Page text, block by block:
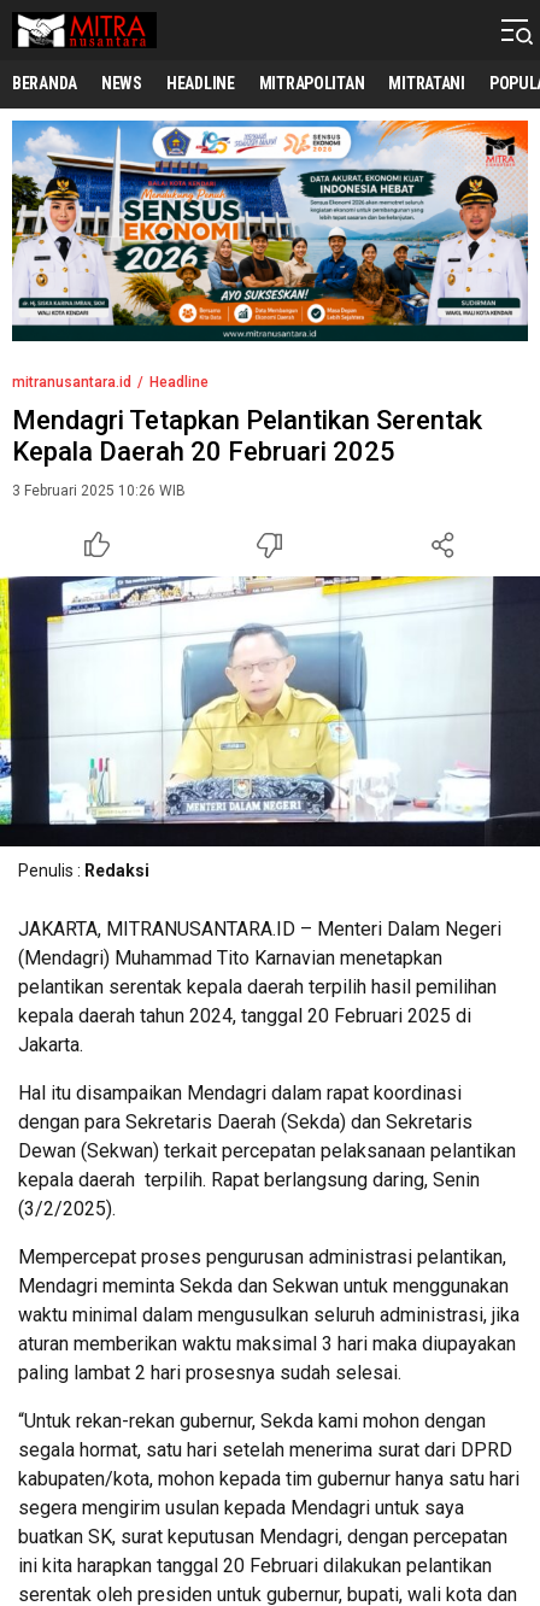
mitranusantara.id
Mitranya Masyarakat Indonesia
BERANDA NEWS HEADLINE MITRAPOLITAN MITRATANI
mitranusantara.id Headline
Mendagri Tetapkan Pelantikan Serentak
Kepala Daerah 20 Februari 2025
3 Februari 2025 10:26 WIB
Penulis : Redaksi
JAKARTA, MITRANUSANTARA.ID – Menteri Dalam Negeri
(Mendagri) Muhammad Tito Karnavian menetapkan
pelantikan serentak kepala daerah terpilih hasil pemilihan
kepala daerah tahun 2024, tanggal 20 Februari 2025 di
Jakarta.
Hal itu disampaikan Mendagri dalam rapat koordinasi
dengan para Sekretaris Daerah (Sekda) dan Sekretaris
Dewan (Sekwan) terkait percepatan pelaksanaan pelantikan
kepala daerah terpilih. Rapat berlangsung daring, Senin
(3/2/2025).
Mempercepat proses pengurusan administrasi pelantikan,
Mendagri meminta Sekda dan Sekwan untuk menggunakan
waktu minimal dalam mengusulkan seluruh administrasi, jika
aturan memberikan waktu maksimal 3 hari maka diupayakan
paling lambat 2 hari prosesnya sudah selesai.
“Untuk rekan-rekan gubernur, Sekda kami mohon dengan
segala hormat, satu hari setelah menerima surat dari DPRD
kabupaten/kota, mohon kepada tim gubernur hanya satu hari
segera mengirim usulan kepada Mendagri untuk saya
buatkan SK, surat keputusan Mendagri, dengan percepatan
ini kita harapkan tanggal 20 Februari dilakukan pelantikan
serentak oleh presiden untuk gubernur, bupati, wali kota dan